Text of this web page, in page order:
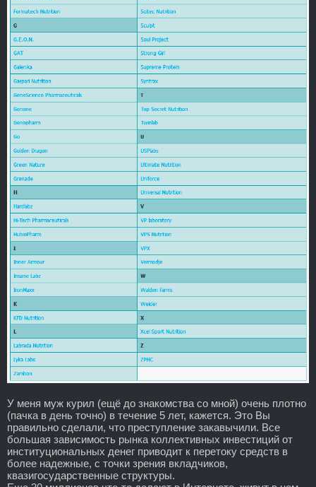
У меня муж курил (ещё до знакомства со мной) очень плотно
(пачка в день точно) в течение 5 лет, кажется. Это Вы
правильно сделали, что преступление закавычили. Все
большая зависимость рынка коллективных инвестиций от
институциональных денег приводит к перетоку средств в
более надежные, с точки зрения вкладчиков,
квазигосударственные структуры.